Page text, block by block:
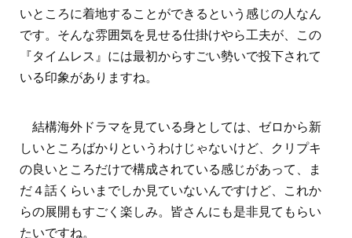
いところに着地することができるという感じの人なん
です。そんな雰囲気を見せる仕掛けやら工夫が、この
『タイムレス』には最初からすごい勢いで投下されて
いる印象がありますね。
結構海外ドラマを見ている身としては、ゼロから新
しいところばかりというわけじゃないけど、クリプキ
の良いところだけで構成されている感じがあって、ま
だ４話くらいまでしか見ていないんですけど、これか
らの展開もすごく楽しみ。皆さんにも是非見てもらい
たいですね。